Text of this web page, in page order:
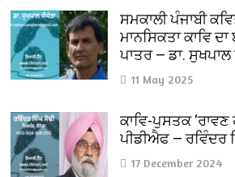
ਸਮਕਾਲੀ ਪੰਜਾਬੀ
ਮਾਨਸਿਕਤਾ ਕਾਵਿ
ਪਾਤਰ — ਡਾ.
11 May 2025
ਕਾਵਿ-ਪੁਸਤਕ ‘ਰਾਵਣ
ਪੀਡੀਐਫ — ਰਵਿੰਦਰ
17 December 2024